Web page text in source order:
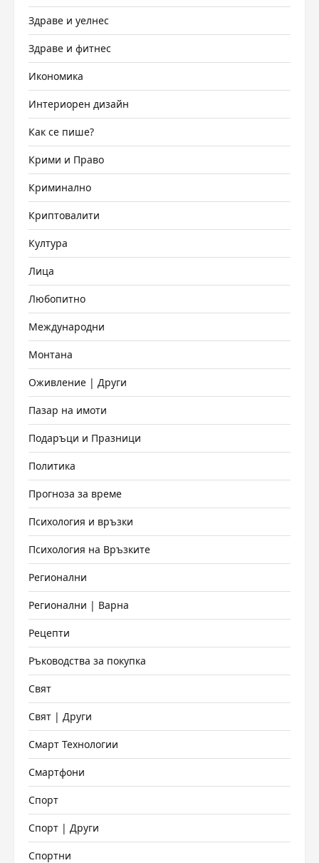
Здраве и уелнес
Здраве и фитнес
Икономика
Интериорен дизайн
Как се пише?
Крими и Право
Криминално
Криптовалити
Култура
Лица
Любопитно
Международни
Монтана
Оживление | Други
Пазар на имоти
Подаръци и Празници
Политика
Прогноза за време
Психология и връзки
Психология на Връзките
Регионални
Регионални | Варна
Рецепти
Ръководства за покупка
Свят
Свят | Други
Смарт Технологии
Смартфони
Спорт
Спорт | Други
Спортни